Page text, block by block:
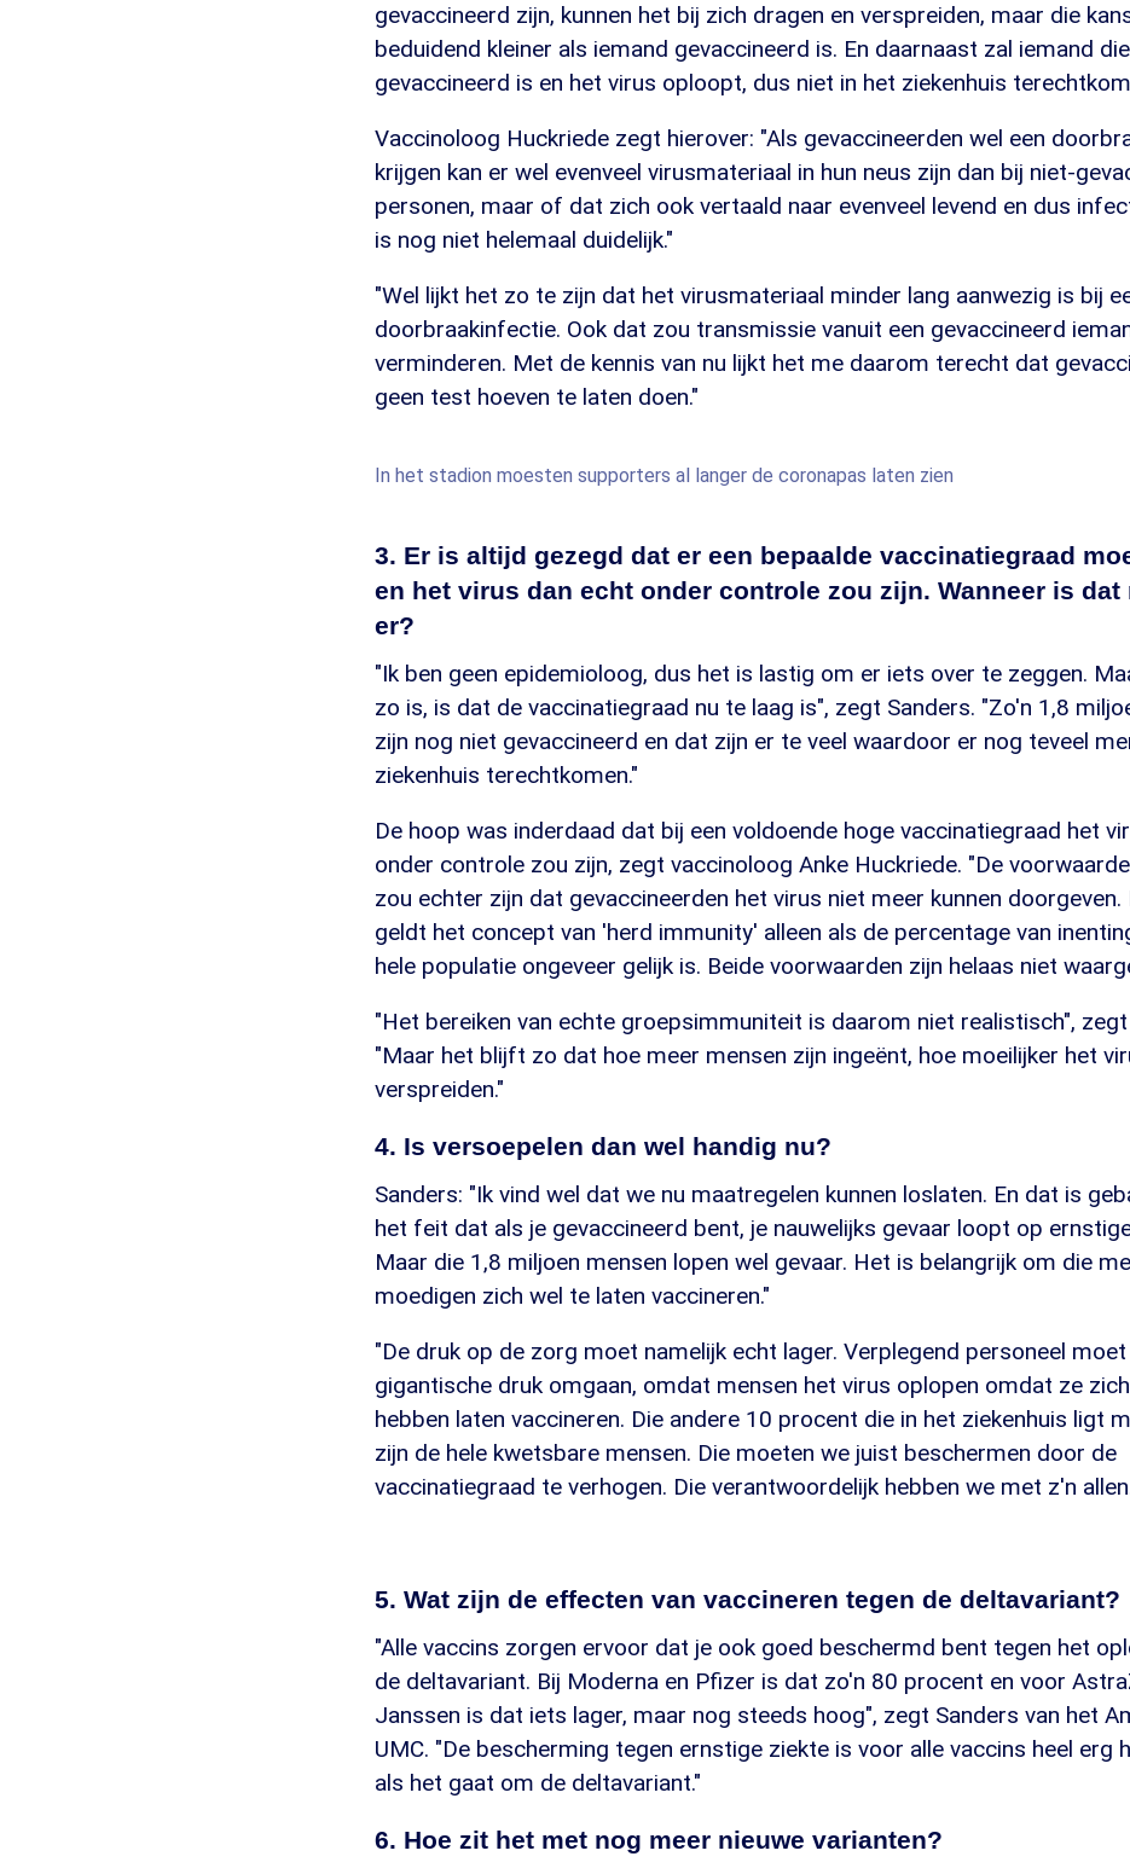
gevaccineerd zijn, kunnen het bij zich dragen en verspreiden, maar die
beduidend kleiner als iemand gevaccineerd is. En daarnaast zal iemand die
gevaccineerd is en het virus oploopt, dus niet in het ziekenhuis
Vaccinoloog Huckriede zegt hierover: "Als gevaccineerden wel een
krijgen kan er wel evenveel virusmateriaal in hun neus zijn dan bij niet-
personen, maar of dat zich ook vertaald naar evenveel levend en dus
is nog niet helemaal duidelijk."
"Wel lijkt het zo te zijn dat het virusmateriaal minder lang aanwezig is bij
doorbraakinfectie. Ook dat zou transmissie vanuit een gevaccineerd
verminderen. Met de kennis van nu lijkt het me daarom terecht dat
geen test hoeven te laten doen."
In het stadion moesten supporters al langer de coronapas laten zien
3. Er is altijd gezegd dat er een bepaalde vaccinatiegraad
en het virus dan echt onder controle zou zijn. Wanneer is dat
er?
"Ik ben geen epidemioloog, dus het is lastig om er iets over te zeggen.
zo is, is dat de vaccinatiegraad nu te laag is", zegt Sanders. "Zo'n 1,8
zijn nog niet gevaccineerd en dat zijn er te veel waardoor er nog teveel
ziekenhuis terechtkomen."
De hoop was inderdaad dat bij een voldoende hoge vaccinatiegraad het
onder controle zou zijn, zegt vaccinoloog Anke Huckriede. "De
zou echter zijn dat gevaccineerden het virus niet meer kunnen doorgeven.
geldt het concept van 'herd immunity' alleen als de percentage van
hele populatie ongeveer gelijk is. Beide voorwaarden zijn helaas niet
"Het bereiken van echte groepsimmuniteit is daarom niet realistisch",
"Maar het blijft zo dat hoe meer mensen zijn ingeënt, hoe moeilijker het
verspreiden."
4. Is versoepelen dan wel handig nu?
Sanders: "Ik vind wel dat we nu maatregelen kunnen loslaten. En dat is
het feit dat als je gevaccineerd bent, je nauwelijks gevaar loopt op
Maar die 1,8 miljoen mensen lopen wel gevaar. Het is belangrijk om die
moedigen zich wel te laten vaccineren."
"De druk op de zorg moet namelijk echt lager. Verplegend personeel
gigantische druk omgaan, omdat mensen het virus oplopen omdat ze
hebben laten vaccineren. Die andere 10 procent die in het ziekenhuis ligt
zijn de hele kwetsbare mensen. Die moeten we juist beschermen door de
vaccinatiegraad te verhogen. Die verantwoordelijk hebben we met z'n
5. Wat zijn de effecten van vaccineren tegen de deltavariant?
"Alle vaccins zorgen ervoor dat je ook goed beschermd bent tegen het
de deltavariant. Bij Moderna en Pfizer is dat zo'n 80 procent en voor
Janssen is dat iets lager, maar nog steeds hoog", zegt Sanders van het
UMC. "De bescherming tegen ernstige ziekte is voor alle vaccins heel erg
als het gaat om de deltavariant."
6. Hoe zit het met nog meer nieuwe varianten?